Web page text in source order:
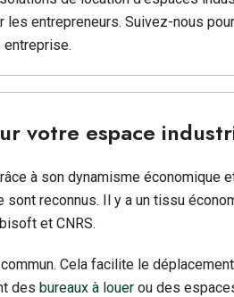
entrepreneurs. Suivez-nous
votre espace
à son dynamisme économique
reconnus. Il y a un tissu
et CNRS.
Cela facilite le
des bureaux à louer ou des